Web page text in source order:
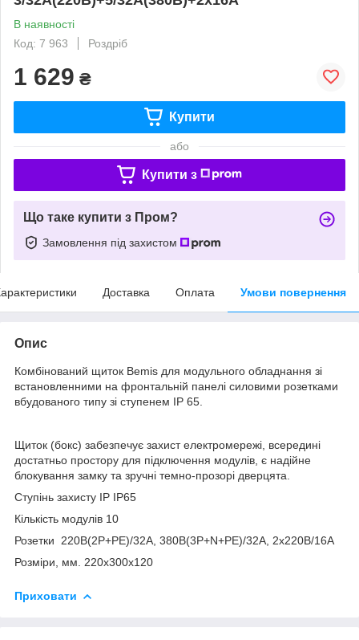
В наявності
Код: 7 963
Роздріб
1 629 ₴
Купити
або
Купити з
Що таке купити з Пром?
Замовлення під захистом
Доставка Оплата Умови повернення
Опис
Комбінований щиток Bemis для модульного обладнання зі
встановленними на фронтальній панелі силовими розетками
вбудованого типу зі ступенем IP 65.
Щиток (бокс) забезпечує захист електромережі, всередині
достатньо простору для підключення модулів, є надійне
блокування замку та зручні темно-прозорі дверцята.
Ступінь захисту IP IP65
Кількість модулів 10
Розетки 220В(2P+PE)/32А, 380В(3P+N+PE)/32А, 2х220В/16А
Розміри, мм. 220x300x120
Приховати